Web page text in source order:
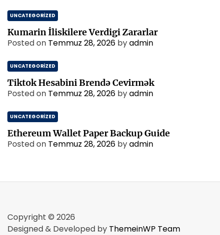
UNCATEGORIZED
Kumarin İliskilere Verdigi Zararlar
Posted on Temmuz 28, 2026 byadmin
UNCATEGORIZED
Tiktok Hesabini Brendə Cevirmək
Posted on Temmuz 28, 2026 byadmin
UNCATEGORIZED
Ethereum Wallet Paper Backup Guide
Posted on Temmuz 28, 2026 byadmin
Copyright © 2026
Designed & Developed by ThemeinWP Team